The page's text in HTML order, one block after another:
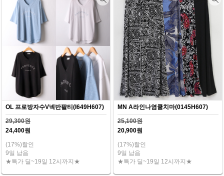
OL 프로방자수V넥반팔티(I649H607)
29,300원
24,400원
(17%)할인
9일 남음
★특가 딜~19일 12시까지★
MN A라인나염쿨치마(0145H607)
25,100원
20,900원
(17%)할인
9일 남음
★특가 딜~19일 12시까지★